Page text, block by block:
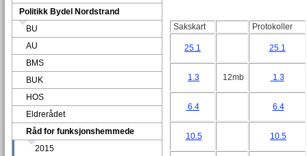
Politikk Bydel Nordstrand
BU
AU
BMS
BUK
HOS
Eldrerådet
Råd for funksjonshemmede
2015
Sakskart Protokoller
25.1 25.1
1.3 12mb 1.3
6.4 6.4
10.5 10.5